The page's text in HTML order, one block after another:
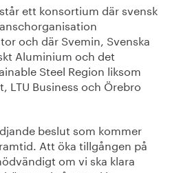
ett konsortium där svensk
och där Svemin, Svenska
Aluminium och det
Steel Region liksom
LTU Business och Örebro
beslut som kommer
Att öka tillgången på
om vi ska klara